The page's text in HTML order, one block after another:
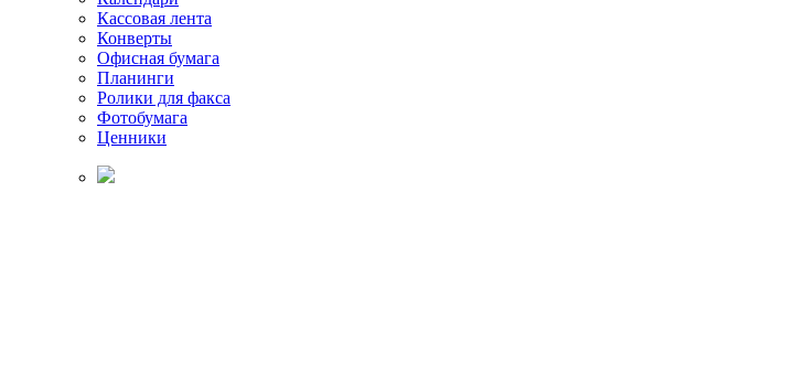
Кассовая лента
Конверты
Офисная бумага
Планинги
Ролики для факса
Фотобумага
Ценники